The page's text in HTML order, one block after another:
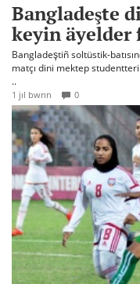
Bangladeşte
keyin äyelder
Bangladeştiñ soltüstik-
matçı dini mektep
..
1 jıl bwrın 0